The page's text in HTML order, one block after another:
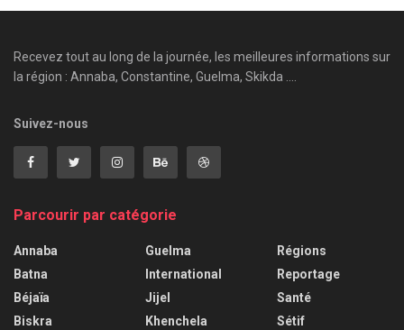
Recevez tout au long de la journée, les meilleures informations sur
la région : Annaba, Constantine, Guelma, Skikda ....
Suivez-nous
Parcourir par catégorie
Annaba
Batna
Béjaïa
Biskra
Guelma
International
Jijel
Khenchela
Régions
Reportage
Santé
Sétif